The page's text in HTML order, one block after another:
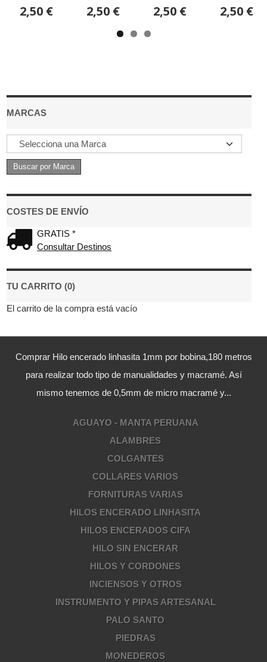
MARCAS
COSTES DE ENVÍO
GRATIS *
Consultar Destinos
TU CARRITO (0)
El carrito de la compra está vacío
2,50 € 2,50 € 2,50 € 2,50 €
Comprar Hilo encerado linhasita 1mm por bobina,180 metros
para realizar todo tipo de manualidades y macramé. Así
mismo tenemos de 0,5mm de micro macramé y...
AGUAYO - MANTA PERUANA
ALAMBRES
COLGANTES
COLLARES VARIOS
FORNITURAS VARIAS
HILOS ENCERADO LINHASITA
HILOS ENCERADOS CIFA
HILO SIN ENCERAR
HILOS Y CORDONES
INCIENSOS Y OTROS
INSTRUMENTO Y PIPAS ARTESANAL
PALO SANTO
PIEDRAS
MONEDEROS